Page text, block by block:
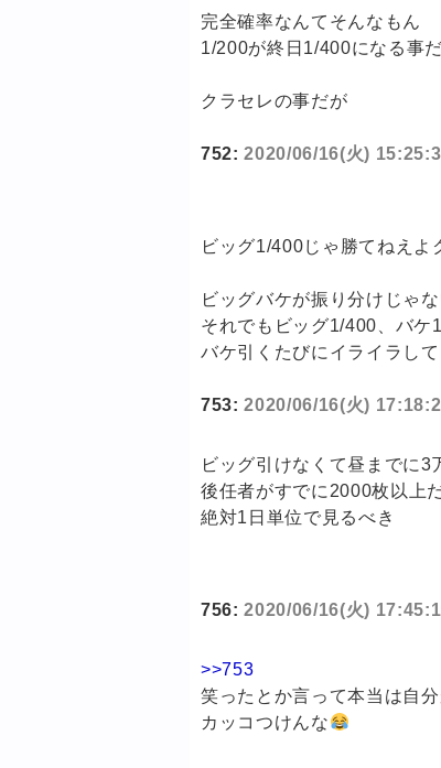
完全確率なんてそんなもん
1/200が終日1/400になる事
クラセレの事だが
752:2020/06/16(火)
ビッグ1/400じゃ勝てねえよ
ビッグバケが振り分けじゃ
それでもビッグ1/400、バケ
バケ引くたびにイライラし
753:2020/06/16(火)
ビッグ引けなくて昼までに
後任者がすでに2000枚以上
絶対1日単位で見るべき
756:2020/06/16(火)
>>753
笑ったとか言って本当は自
カッコつけんな